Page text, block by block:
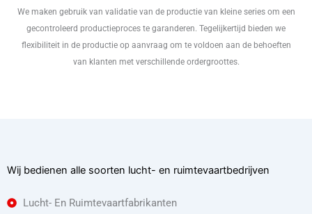
We maken gebruik van validatie van de productie van kleine series om een
gecontroleerd productieproces te garanderen. Tegelijkertijd bieden we
flexibiliteit in de productie op aanvraag om te voldoen aan de behoeften
van klanten met verschillende ordergroottes.
Wij bedienen alle soorten lucht- en ruimtevaartbedrijven
Lucht- En Ruimtevaartfabrikanten